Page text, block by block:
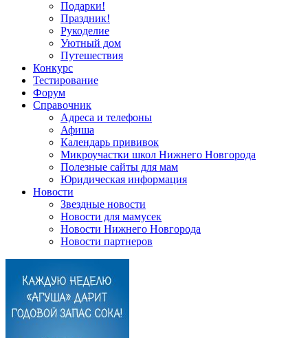
Подарки!
Праздник!
Рукоделие
Уютный дом
Путешествия
Конкурс
Тестирование
Форум
Справочник
Адреса и телефоны
Афиша
Календарь прививок
Микроучастки школ Нижнего Новгорода
Полезные сайты для мам
Юридическая информация
Новости
Звездные новости
Новости для мамусек
Новости Нижнего Новгорода
Новости партнеров